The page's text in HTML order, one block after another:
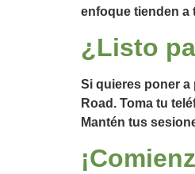
enfoque tienden a
¿Listo
Si quieres poner
Road. Toma tu
Mantén tus